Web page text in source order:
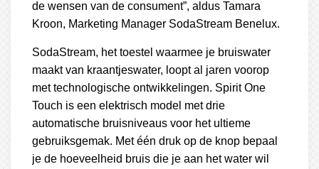
de wensen van de consument”, aldus Tamara
Kroon, Marketing Manager SodaStream Benelux.
SodaStream, het toestel waarmee je bruiswater
maakt van kraantjeswater, loopt al jaren voorop
met technologische ontwikkelingen. Spirit One
Touch is een elektrisch model met drie
automatische bruisniveaus voor het ultieme
gebruiksgemak. Met één druk op de knop bepaal
je de hoeveelheid bruis die je aan het water wil